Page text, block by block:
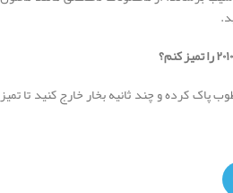
پاک کرده و چند ثانیه بخار خارج کنید تا تمیز